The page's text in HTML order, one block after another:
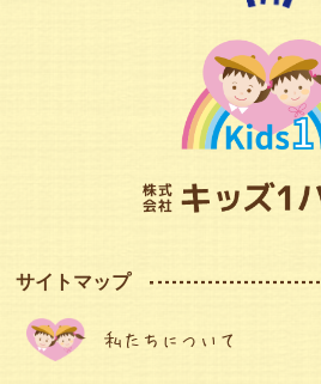
サイトマップ
私たちについて